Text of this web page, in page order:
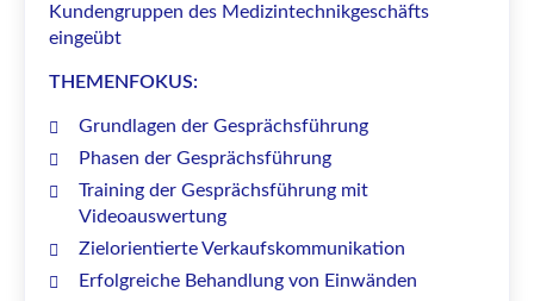
Kundengruppen des Medizintechnikgeschäfts
eingeübt
THEMENFOKUS:
Grundlagen der Gesprächsführung
Phasen der Gesprächsführung
Training der Gesprächsführung mit
Videoauswertung
Zielorientierte Verkaufskommunikation
Erfolgreiche Behandlung von Einwänden